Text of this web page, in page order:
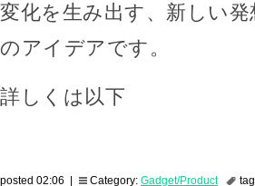
変化を生み出す、新しい
のアイデアです。
詳しくは以下
posted 02:06 | Category: Gadget/Product